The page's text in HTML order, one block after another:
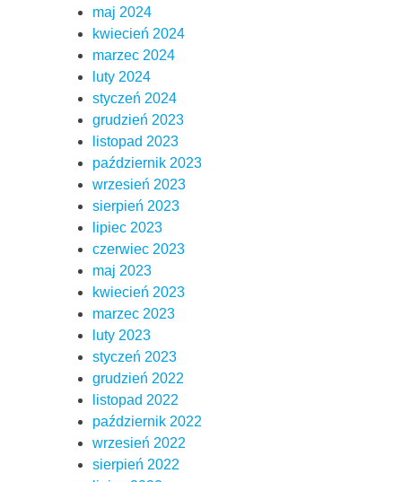
maj 2024
kwiecień 2024
marzec 2024
luty 2024
styczeń 2024
grudzień 2023
listopad 2023
październik 2023
wrzesień 2023
sierpień 2023
lipiec 2023
czerwiec 2023
maj 2023
kwiecień 2023
marzec 2023
luty 2023
styczeń 2023
grudzień 2022
listopad 2022
październik 2022
wrzesień 2022
sierpień 2022